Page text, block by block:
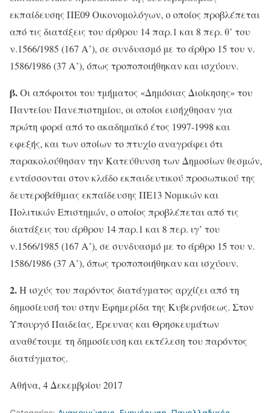
εκπαίδευσης ΠΕ09 Οικονομολόγων, ο οποίος προβλέπεται
από τις διατάξεις του άρθρου 14 παρ.1 και 8 περ. θ’ του
ν.1566/1985 (167 Α’), σε συνδυασμό με το άρθρο 15 του ν.
1586/1986 (37 Α’), όπως τροποποιήθηκαν και ισχύουν.
β.Οι απόφοιτοι του τμήματος «Δημόσιας Διοίκησης» του
Παντείου Πανεπιστημίου, οι οποίοι εισήχθησαν για
πρώτη φορά από το ακαδημαϊκό έτος 1997-1998 και
εφεξής, και των οποίων το πτυχίο αναγράφει ότι
παρακολούθησαν την Κατεύθυνση των Δημοσίων θεσμών,
εντάσσονται στον κλάδο εκπαιδευτικού προσωπικού της
δευτεροβάθμιας εκπαίδευσης ΠΕ13 Νομικών και
Πολιτικών Επιστημών, ο οποίος προβλέπεται από τις
διατάξεις του άρθρου 14 παρ.1 και 8 περ. ιγ’ του
ν.1566/1985 (167 Α’), σε συνδυασμό με το άρθρο 15 του ν.
1586/1986 (37 Α’), όπως τροποποιήθηκαν και ισχύουν.
2.Η ισχύς του παρόντος διατάγματος αρχίζει από τη
δημοσίευσή του στην Εφημερίδα της Κυβερνήσεως. Στον
Υπουργό Παιδείας, Έρευνας και Θρησκευμάτων
αναθέτουμε τη δημοσίευση και εκτέλεση του παρόντος
διατάγματος.
Αθήνα, 4 Δεκεμβρίου 2017